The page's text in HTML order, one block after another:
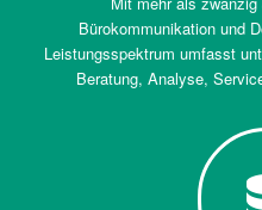
Bürokommunikation und
Leistungsspektrum umfasst
Beratung, Analyse,